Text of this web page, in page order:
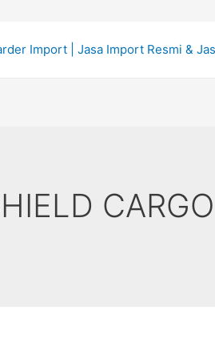
Import | Jasa Import Resmi &
CARGO